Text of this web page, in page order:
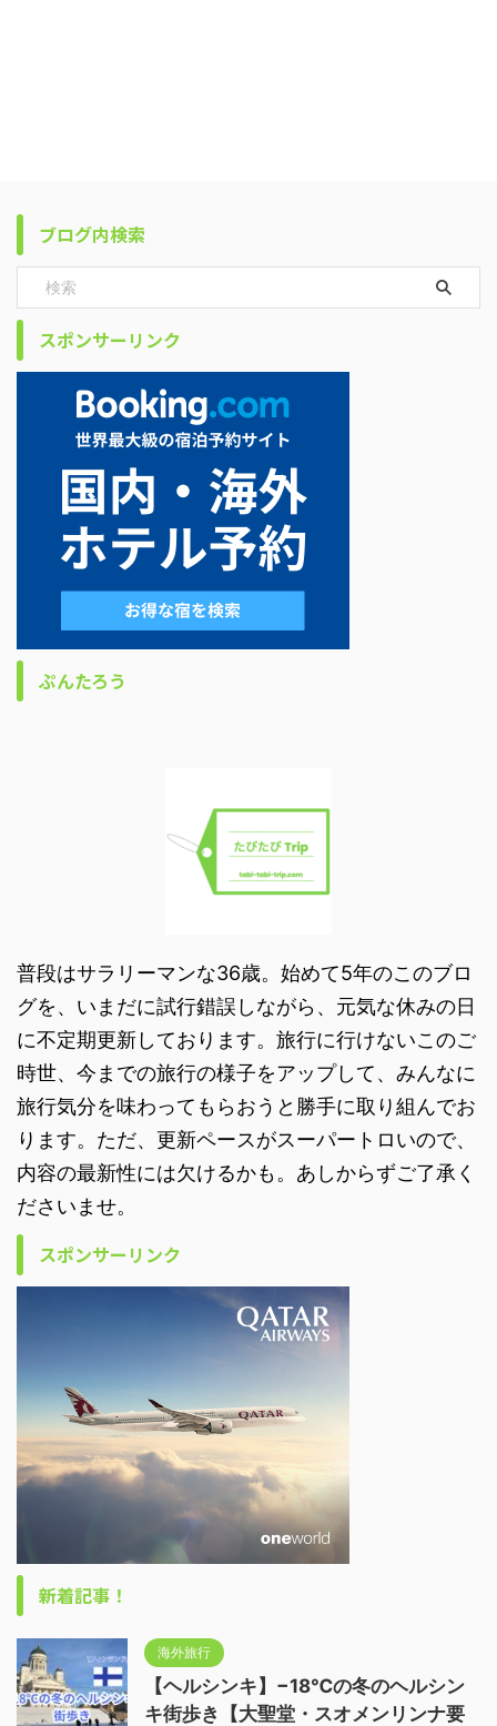
ブログ内検索
スポンサーリンク
ぷんたろう
普段はサラリーマンな36歳。始めて5年のこのブロ
グを、いまだに試行錯誤しながら、元気な休みの日
に不定期更新しております。旅行に行けないこのご
時世、今までの旅行の様子をアップして、みんなに
旅行気分を味わってもらおうと勝手に取り組んでお
ります。ただ、更新ペースがスーパートロいので、
内容の最新性には欠けるかも。あしからずご了承く
ださいませ。
スポンサーリンク
新着記事！
海外旅行
【ヘルシンキ】−18℃の冬のヘルシン
キ街歩き【大聖堂・スオメンリンナ要